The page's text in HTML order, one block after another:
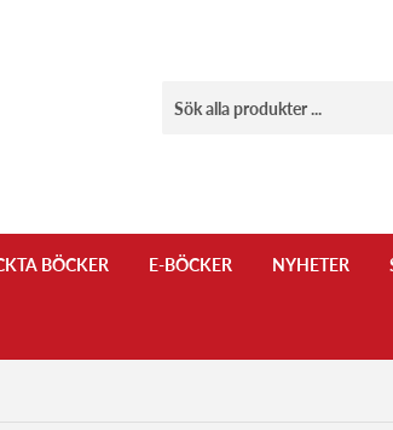
BÖCKER E-BÖCKER NYHETER